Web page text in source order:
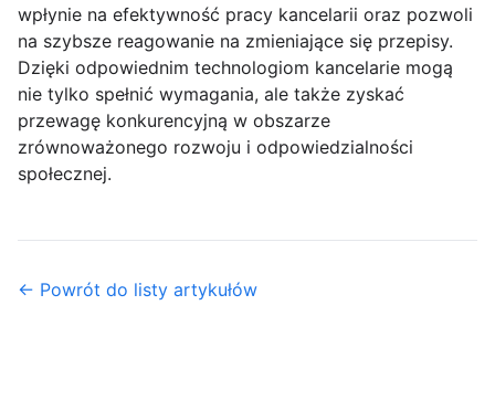
wpłynie na efektywność pracy kancelarii oraz pozwoli
na szybsze reagowanie na zmieniające się przepisy.
Dzięki odpowiednim technologiom kancelarie mogą
nie tylko spełnić wymagania, ale także zyskać
przewagę konkurencyjną w obszarze
zrównoważonego rozwoju i odpowiedzialności
społecznej.
← Powrót do listy artykułów